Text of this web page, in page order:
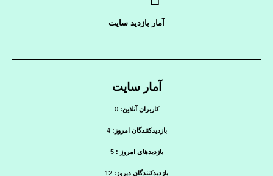
آمار بازدید سایت
آمار سایت
کاربران آنلاین:0
بازدیدکنندگان امروز: 4
بازدیدهای امروز : 5
بازدیدکنندگان دیروز: